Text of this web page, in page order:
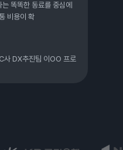
똑똑한 동료를 중심에
비용이 확
사 DX추진팀 이OO 프로